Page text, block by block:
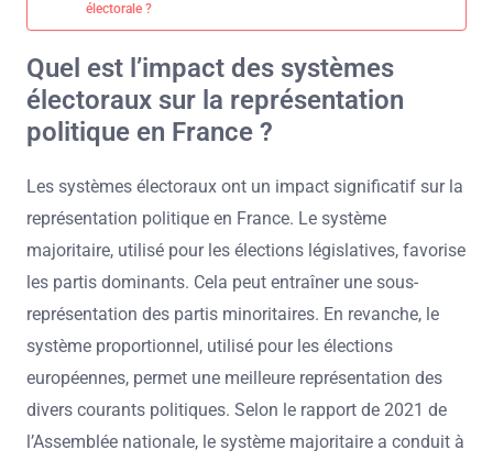
électorale ?
Quel est l’impact des systèmes
électoraux sur la représentation
politique en France ?
Les systèmes électoraux ont un impact significatif sur la
représentation politique en France. Le système
majoritaire, utilisé pour les élections législatives, favorise
les partis dominants. Cela peut entraîner une sous-
représentation des partis minoritaires. En revanche, le
système proportionnel, utilisé pour les élections
européennes, permet une meilleure représentation des
divers courants politiques. Selon le rapport de 2021 de
l’Assemblée nationale, le système majoritaire a conduit à